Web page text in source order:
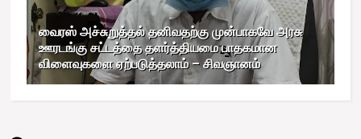
வைரஸ் அச்சுறுத்தல் தனிவதற்கு முன்பாகவே அரசு
ஊரடங்கு சட்டத்தை தளர்த்தியமை பாதகமான
விளைவுகளை ஏற்படுத்தலாம் – சிவஞானம்